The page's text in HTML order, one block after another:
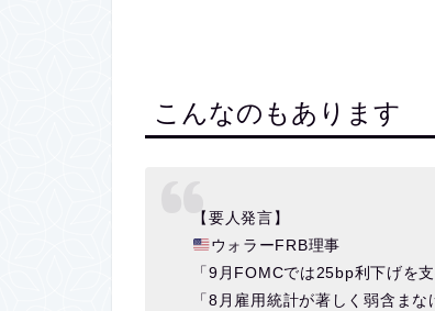
こんなのもあります
【要人発言】
ウォラーFRB理事
「9月FOMCでは25bp利下げを
「8月雇用統計が著しく弱含ま